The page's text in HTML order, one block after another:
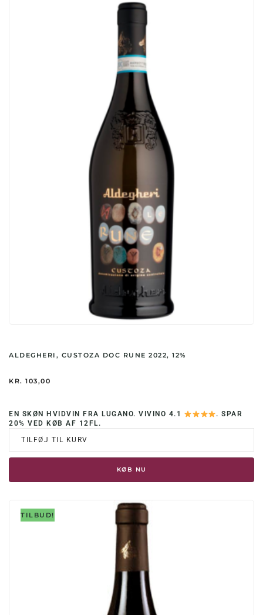
ALDEGHERI, CUSTOZA DOC RUNE 2022, 12%
KR. 103,00
EN SKØN HVIDVIN FRA LUGANO. VIVINO 4.1
. SPAR
20% VED KØB AF 12FL.
TILFØJ TIL KURV
KØB NU
TILBUD!